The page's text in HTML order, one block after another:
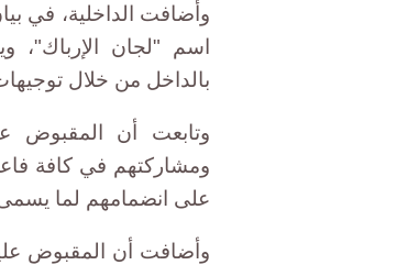
وأضافت الداخلية، في
اسم "لجان الإرباك"،
بالداخل من خلال
وتابعت أن المقبوض
ومشاركتهم في كافة
على انضمامهم لما يسمى
وأضافت أن المقبوض